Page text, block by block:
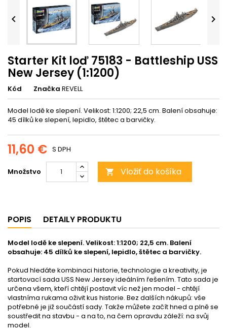
 
Starter Kit loď 75183 - Battleship USS
New Jersey (1:1200)
Kód Značka REVELL
Model lodě ke slepení. Velikost: 1:1200; 22,5 cm. Balení obsahuje:
45 dílků ke slepení, lepidlo, štětec a barvičky.
11,60 € S DPH
Množstvo  Vložiť do košíka
POPIS DETAILY PRODUKTU
Model lodě ke slepení. Velikost: 1:1200; 22,5 cm. Balení
obsahuje: 45 dílků ke slepení, lepidlo, štětec a barvičky.
Pokud hledáte kombinaci historie, technologie a kreativity, je
startovací sada USS New Jersey ideálním řešením. Tato sada je
určena všem, kteří chtějí postavit víc než jen model - chtějí
vlastníma rukama oživit kus historie. Bez dalších nákupů: vše
potřebné je již součástí sady. Takže můžete začít hned a plně se
soustředit na stavbu - a na to, na čem opravdu záleží: na svůj
model.